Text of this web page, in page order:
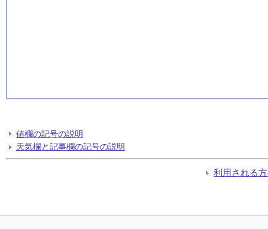
値欄の記号の説明
天気欄と記事欄の記号の説明
利用される